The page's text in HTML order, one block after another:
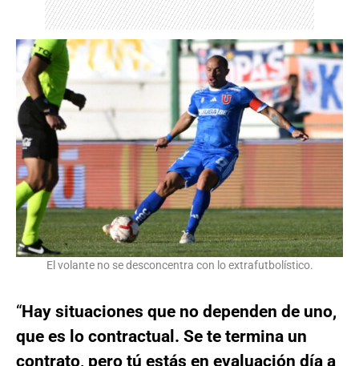
El volante no se desconcentra con lo extrafutbolístico.
“Hay situaciones que no dependen de uno,
que es lo contractual. Se te termina un
contrato, pero tú estás en evaluación día a